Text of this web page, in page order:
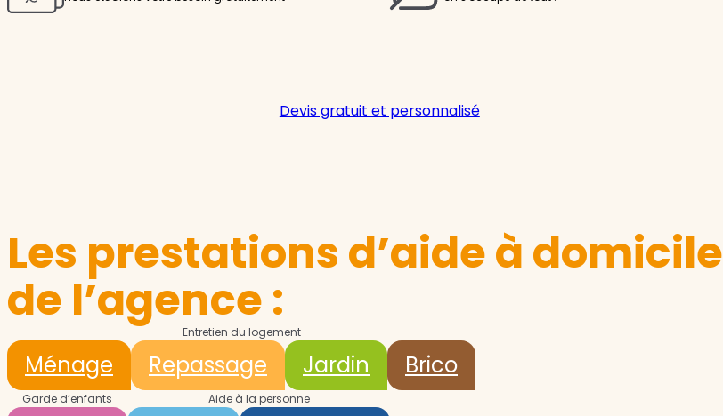
Devis gratuit et personnalisé
Les prestations d’aide à domicile
de l’agence :
Entretien du logement
Ménage Repassage Jardin Brico
Garde d’enfants Aide à la personne